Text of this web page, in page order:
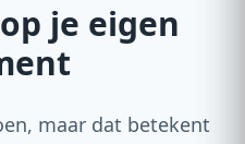
je eigen
maar dat betekent